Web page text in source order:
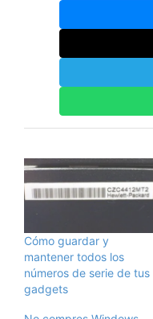
Cómo guardar y
mantener todos los
números de serie de tus
gadgets